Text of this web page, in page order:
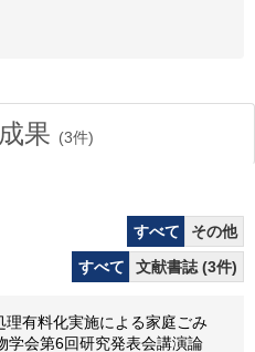
果 (3件)
すべて
その他
すべて
文献書誌 (3件)
有料化実施による家庭ごみ
学会第6回研究発表会講演論